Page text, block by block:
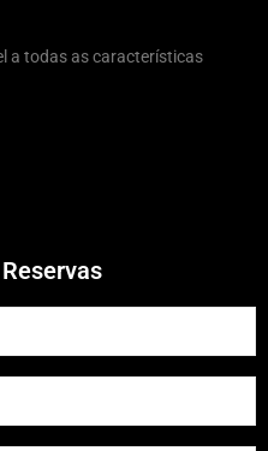
a todas as características